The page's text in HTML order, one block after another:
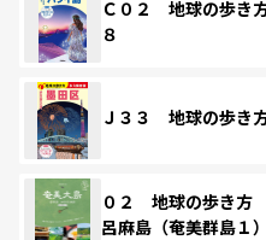
Ｃ０２ 地球の歩き
８
Ｊ３３ 地球の歩き
０２ 地球の歩き
呂麻島（奄美群島